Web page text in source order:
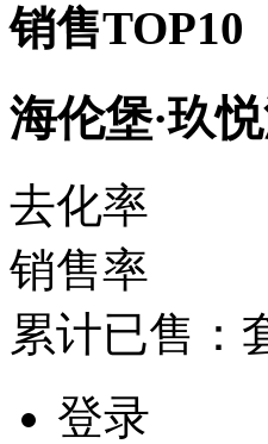
销售TOP10
海伦堡·玖
去化率
销售率
累计已售：
登录